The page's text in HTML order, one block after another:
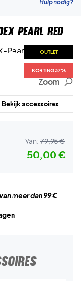
Hulp nodig?
Pearl Red
OUTLET
KORTING 37%
OUTLET
KORTING 37%
OUTLET
KORTING 37%
OUTLET
KORTING 37%
OUTLET
KORTING 37%
Zoom
Bekijk accessoires
Van: 79,95 €
50,00 €
meer dan 99 €